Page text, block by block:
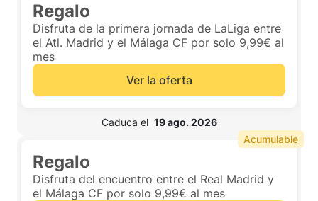
Regalo
Disfruta de la primera jornada de LaLiga entre
el Atl. Madrid y el Málaga CF por solo 9,99€ al
mes
Ver la oferta
Caduca el 19 ago. 2026
Regalo
Disfruta del encuentro entre el Real Madrid y
el Málaga CF por solo 9,99€ al mes
Acumulable